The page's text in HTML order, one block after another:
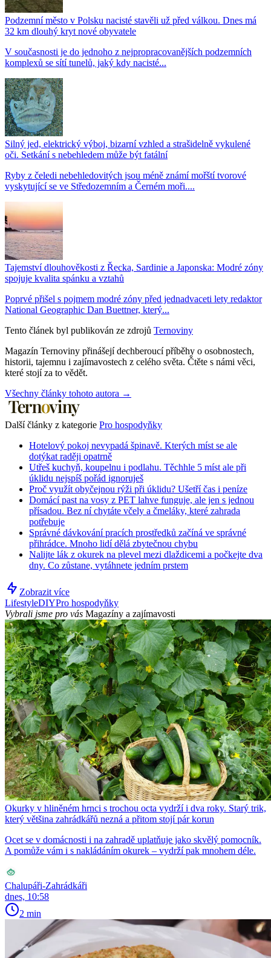
Podzemní město v Polsku nacisté stavěli už před válkou. Dnes má
32 km dlouhý kryt nové obyvatele
V současnosti je do jednoho z nejpropracovanějších podzemních
komplexů se sítí tunelů, jaký kdy nacisté...
Silný jed, elektrický výboj, bizarní vzhled a strašidelně vykulené
oči. Setkání s nebehledem může být fatální
Ryby z čeledi nebehledovitých jsou méně známí mořští tvorové
vyskytující se ve Středozemním a Černém moři....
Tajemství dlouhověkosti z Řecka, Sardinie a Japonska: Modré zóny
spojuje kvalita spánku a vztahů
Poprvé přišel s pojmem modré zóny před jednadvaceti lety redaktor
National Geographic Dan Buettner, který...
Tento článek byl publikován ze zdrojů Ternoviny
Magazín Ternoviny přinášejí dechberoucí příběhy o osobnostech,
historii, tajemnu i zajímavostech z celého světa. Čtěte s námi věci,
které stojí za to vědět.
Všechny články tohoto autora →
Další články z kategorie Pro hospodyňky
Hotelový pokoj nevypadá špinavě. Kterých míst se ale
dotýkat raději opatrně
Utřeš kuchyň, koupelnu i podlahu. Těchhle 5 míst ale při
úklidu nejspíš pořád ignoruješ
Proč využít obyčejnou rýži při úklidu? Ušetří čas i peníze
Domácí past na vosy z PET lahve funguje, ale jen s jednou
přísadou. Bez ní chytáte včely a čmeláky, které zahrada
potřebuje
Správné dávkování pracích prostředků začíná ve správné
přihrádce. Mnoho lidí dělá zbytečnou chybu
Nalijte lák z okurek na plevel mezi dlaždicemi a počkejte dva
dny. Co zůstane, vytáhnete jedním prstem
Zobrazit více
LifestyleDIYPro hospodyňky
Vybrali jsme pro vás Magazíny a zajímavosti
Okurky v hliněném hrnci s trochou octa vydrží i dva roky. Starý trik,
který většina zahrádkářů nezná a přitom stojí pár korun
Ocet se v domácnosti i na zahradě uplatňuje jako skvělý pomocník.
A pomůže vám i s nakládáním okurek – vydrží pak mnohem déle.
Chalupáři-Zahrádkáři
dnes, 10:58
2 min